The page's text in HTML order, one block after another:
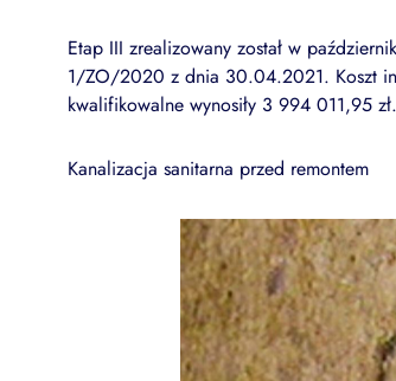
Etap III zrealizowany został w
1/ZO/2020 z dnia 30.04.2021. Koszt
kwalifikowalne wynosiły 3 994 011,95 zł.
Kanalizacja sanitarna przed remontem